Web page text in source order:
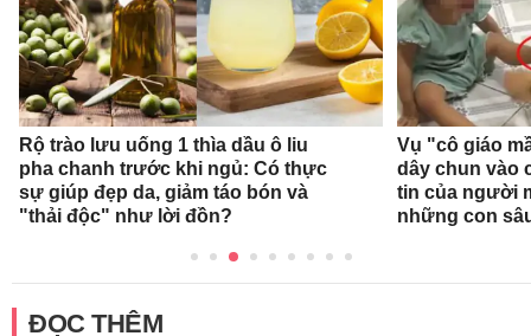
Rộ trào lưu uống 1 thìa dầu ô liu
pha chanh trước khi ngủ: Có thực
sự giúp đẹp da, giảm táo bón và
"thải độc" như lời đồn?
Vụ "cô giáo
dây chun vào
tin của người
những con
ĐỌC THÊM